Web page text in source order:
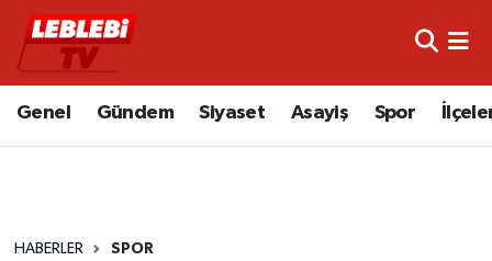
Genel Gündem Siyaset Asayiş Spor
HABERLER SPOR
Hava Durumu
Süper Lig Puan Durumu ve Fikstür